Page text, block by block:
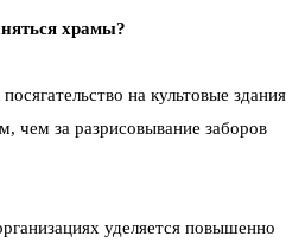
храмы?
на культовые здания
чем за разрисовывание заборов
уделяется повышенно